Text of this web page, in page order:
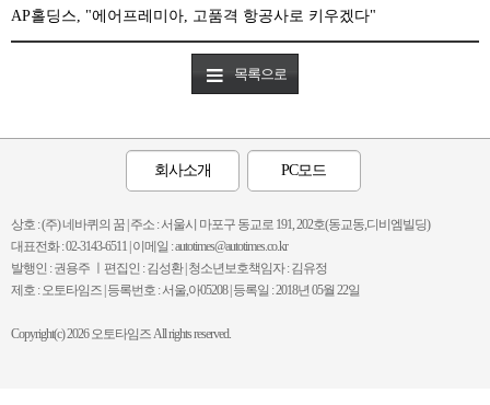
AP홀딩스, "에어프레미아, 고품격 항공사로 키우겠다"
목록으로
회사소개 PC모드
상호 : (주) 네바퀴의 꿈 | 주소 : 서울시 마포구 동교로 191, 202호(동교동,디비엠빌딩)
대표전화 : 02-3143-6511 | 이메일 : autotimes@autotimes.co.kr
발행인 : 권용주 ㅣ편집인 : 김성환 | 청소년보호책임자 : 김유정
제호 : 오토타임즈 | 등록번호 : 서울,아05208 | 등록일 : 2018년 05월 22일
Copyright(c) 2026 오토타임즈 All rights reserved.